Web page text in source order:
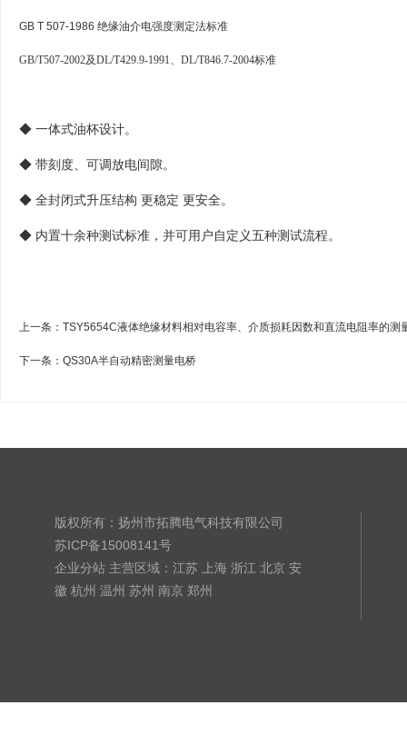
GB T 507-1986 绝缘油介电强度测定法标准
GB/T507-2002及DL/T429.9-1991、DL/T846.7-2004标准
◆ 一体式油杯设计。
◆ 带刻度、可调放电间隙。
◆ 全封闭式升压结构 更稳定 更安全。
◆ 内置十余种测试标准，并可用户自定义五种测试流程。
上一条： TSY5654C液体绝缘材料相对电容率、介质损耗因数和直流电阻率的测
下一条： QS30A半自动精密测量电桥
版权所有：扬州市拓腾电气科技有限公司
苏ICP备15008141号
企业分站 主营区域： 江苏 上海 浙江 北京 安
徽 杭州 温州 苏州 南京 郑州